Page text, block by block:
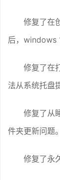
修复了在
后，windows
修复了在
法从系统托盘
修复了从
件夹更新问题。
修复了永